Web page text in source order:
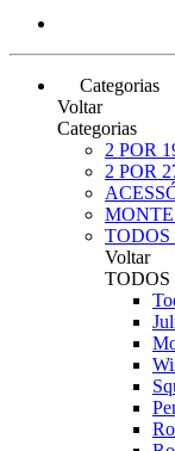
Categorias
Voltar
Categorias
2 POR
2 POR
TODOS
Voltar
TODOS